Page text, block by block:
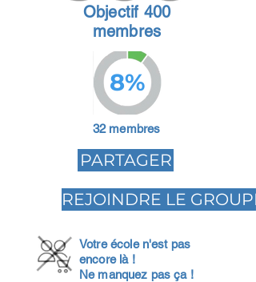
Objectif 400
membres
8%
32 membres
PARTAGER
REJOINDRE LE GROUPE
Votre école n'est pas
encore là !
Ne manquez pas ça !